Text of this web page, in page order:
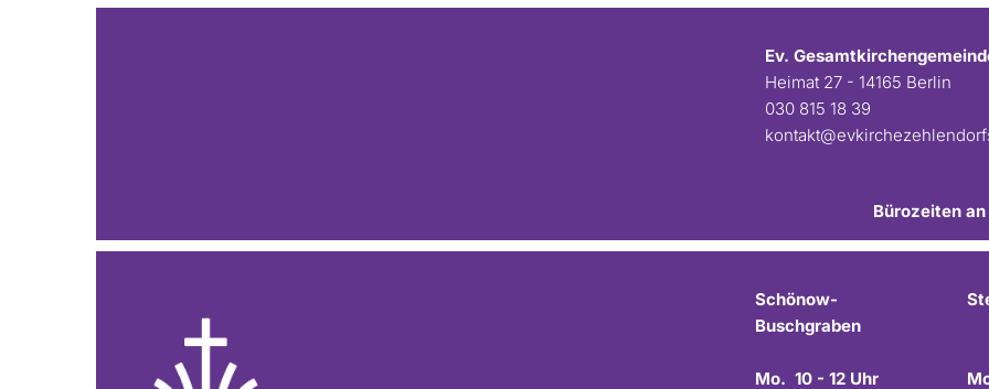
Ev.
Heimat 27 - 14165 Berlin
030 815 18 39
Bürozeiten
Schönow-
Buschgraben
Mo. 10 - 12 Uhr